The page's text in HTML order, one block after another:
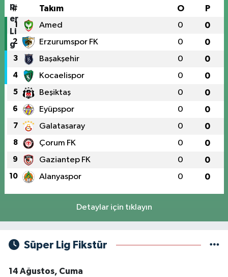
# Takım O P
1 Amed 0 0
2 Erzurumspor FK 0 0
3 Başakşehir 0 0
4 Kocaelispor 0 0
5 Beşiktaş 0 0
6 Eyüpspor 0 0
7 Galatasaray 0 0
8 Çorum FK 0 0
9 Gaziantep FK 0 0
10 Alanyaspor 0 0
Detaylar için tıklayın
Süper Lig Fikstür
14 Ağustos, Cuma